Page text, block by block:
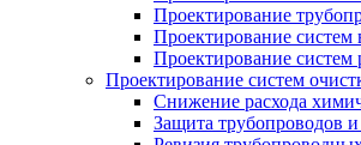
Проектирование
Проектирование систем
Проектирование
Проектирование систем
Снижение расхода
Защита трубопроводов